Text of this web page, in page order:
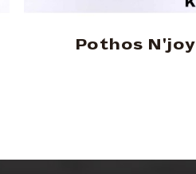
Pothos N'joy